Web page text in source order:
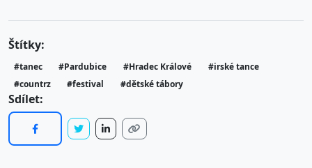
Štítky:
#tanec #Pardubice #Hradec Králové
#irské tance
#countrz
#festival #dětské tábory
Sdílet: